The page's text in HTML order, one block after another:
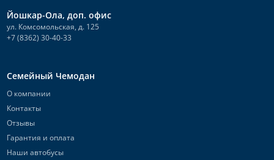
Йошкар-Ола, доп. офис
ул. Комсомольская, д. 125
+7 (8362) 30-40-33
Семейный Чемодан
О компании
Контакты
Отзывы
Гарантия и оплата
Наши автобусы